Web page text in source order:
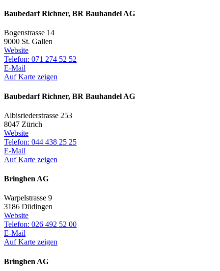
Baubedarf Richner, BR Bauhandel AG
Bogenstrasse 14
9000 St. Gallen
Website
Telefon: 071 274 52 52
E-Mail
Auf Karte zeigen
Baubedarf Richner, BR Bauhandel AG
Albisriederstrasse 253
8047 Zürich
Website
Telefon: 044 438 25 25
E-Mail
Auf Karte zeigen
Bringhen AG
Warpelstrasse 9
3186 Düdingen
Website
Telefon: 026 492 52 00
E-Mail
Auf Karte zeigen
Bringhen AG